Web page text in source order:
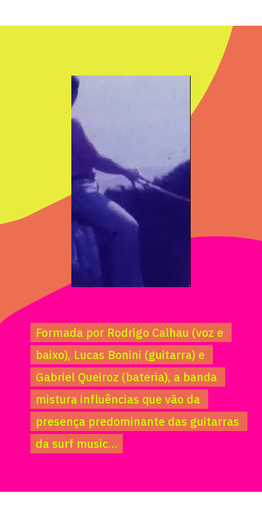
Formada por Rodrigo Calhau (voz e
baixo), Lucas Bonini (guitarra) e
Gabriel Queiroz (bateria), a banda
mistura influências que vão da
presença predominante das guitarras
da surf music…
Formada por Rodrigo Calhau (voz e
baixo), Lucas Bonini (guitarra) e
Gabriel Queiroz (bateria), a banda
mistura influências que vão da
presença predominante das guitarras
da surf music…